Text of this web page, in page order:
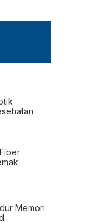
Memori